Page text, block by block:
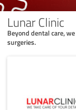
Lunar Clinic
Beyond dental care,
surgeries.